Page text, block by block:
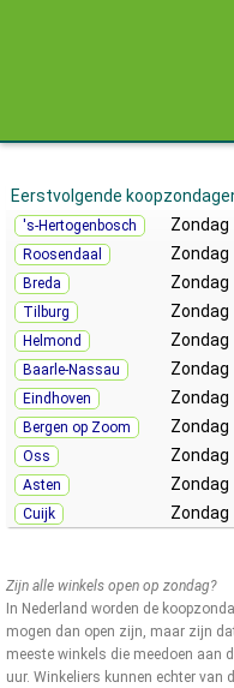
Eerstvolgende
's-Hertogenbosch Zondag
Roosendaal Zondag
Breda Zondag
Tilburg Zondag
Helmond Zondag
Baarle-Nassau Zondag
Eindhoven Zondag
Bergen op Zoom Zondag
Oss Zondag
Asten Zondag
Cuijk Zondag
Zijn alle winkels open op zondag?
In Nederland worden de
mogen dan open zijn, maar zijn
meeste winkels die meedoen aan
uur. Winkeliers kunnen echter van